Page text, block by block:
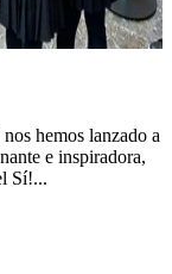
hemos lanzado a
e inspiradora,
Sí!...